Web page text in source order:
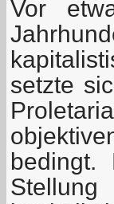
Vor
setzte
bedingt.